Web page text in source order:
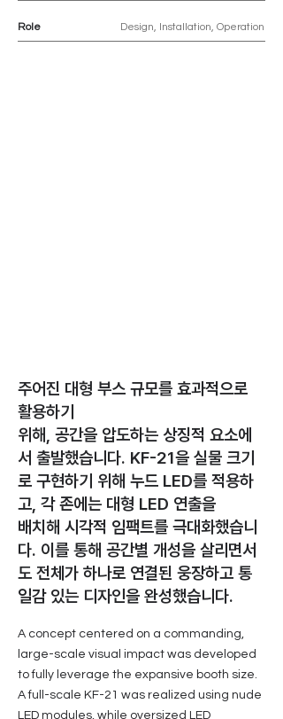
Role Design, Installation, Operation
주어진 대형 부스 규모를 효과적으로
활용하기
위해, 공간을 압도하는 상징적 요소에
서 출발했습니다. KF-21을 실물 크기
로 구현하기 위해 누드 LED를 적용하
고, 각 존에는 대형 LED 연출을
배치해 시각적 임팩트를 극대화했습니
다. 이를 통해 공간별 개성을 살리면서
도 전체가 하나로 연결된 웅장하고 통
일감 있는 디자인을 완성했습니다.
A concept centered on a commanding,
large-scale visual impact was developed
to fully leverage the expansive booth size.
A full-scale KF-21 was realized using nude
LED modules, while oversized LED